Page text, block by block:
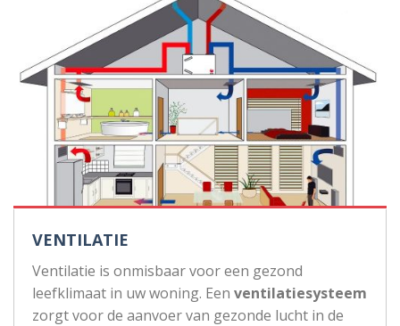
VENTILATIE
Ventilatie is onmisbaar voor een gezond
leefklimaat in uw woning. Een ventilatiesysteem
zorgt voor de aanvoer van gezonde lucht in de